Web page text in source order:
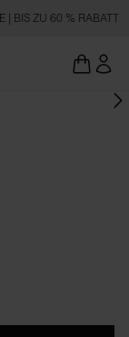
| BIS ZU 60 % RABATT